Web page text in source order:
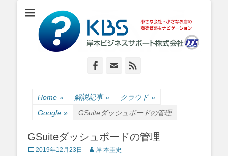
岸本ビジネスサポ
ート株式会社
小さな会社・小さなお店のIT経営をナビゲーション
Facebook
Email
Home » 解説記事 » クラウド »
Google » GSuiteダッシュボードの管理
GSuiteダッシュボードの管理
Posted
2019年12月23日 Author
岸 本圭史